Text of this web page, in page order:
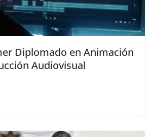
Diplomado en Animación
Audiovisual